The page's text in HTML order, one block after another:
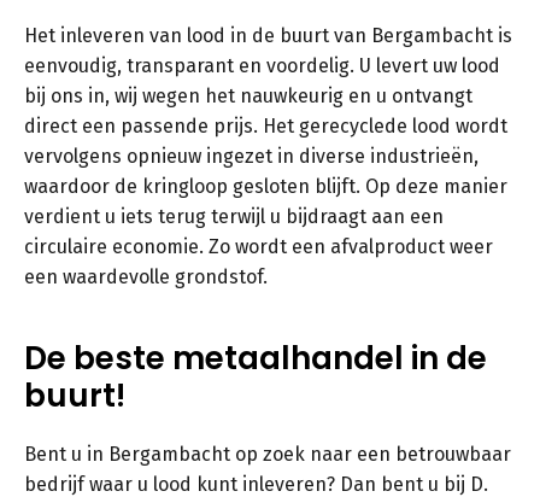
Het inleveren van lood in de buurt van Bergambacht is
eenvoudig, transparant en voordelig. U levert uw lood
bij ons in, wij wegen het nauwkeurig en u ontvangt
direct een passende prijs. Het gerecyclede lood wordt
vervolgens opnieuw ingezet in diverse industrieën,
waardoor de kringloop gesloten blijft. Op deze manier
verdient u iets terug terwijl u bijdraagt aan een
circulaire economie. Zo wordt een afvalproduct weer
een waardevolle grondstof.
De beste metaalhandel in de
buurt!
Bent u in Bergambacht op zoek naar een betrouwbaar
bedrijf waar u lood kunt inleveren? Dan bent u bij D.